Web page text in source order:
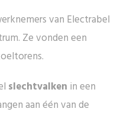
van Electrabel
Ze vonden een
slechtvalken in een
aan één van de